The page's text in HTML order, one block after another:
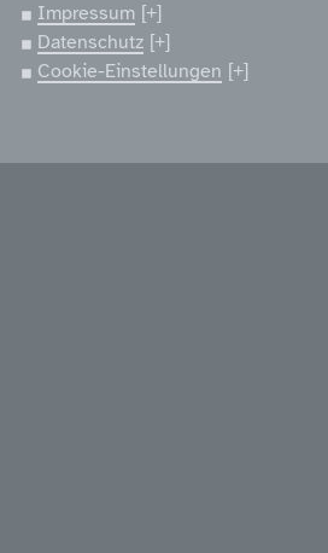
Impressum
Datenschutz
Cookie-Einstellungen